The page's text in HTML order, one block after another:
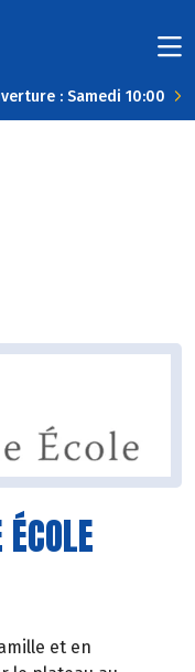
: Samedi 10:00
et en